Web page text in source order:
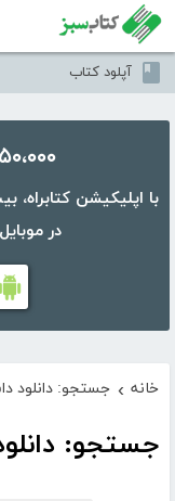
آپلود کتاب
۵۰،۰۰۰ کتاب در موبایل شما
در
خانه › جستجو: دانلود
جستجو: